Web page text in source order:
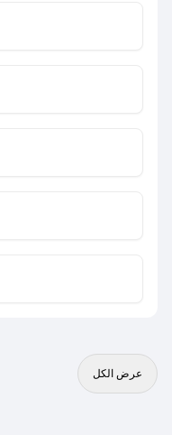
هل يمكنني
عرض الكل